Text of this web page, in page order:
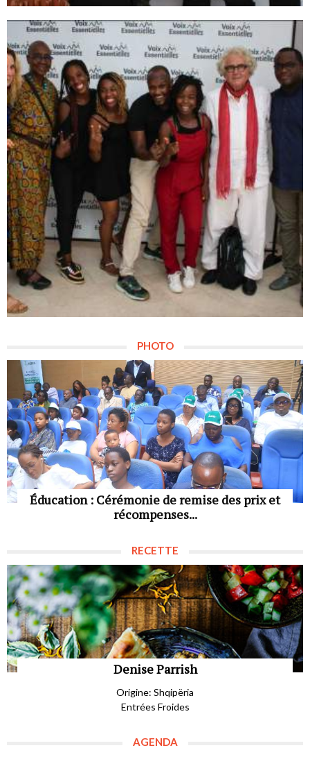
PHOTO
Éducation : Cérémonie de remise des prix et
récompenses...
RECETTE
Denise Parrish
Origine: Shqipëria
Entrées Froides
AGENDA